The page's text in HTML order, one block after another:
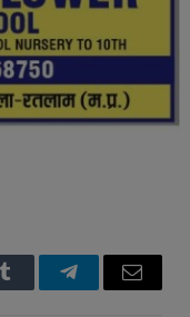
Tumblr TelegramEmail